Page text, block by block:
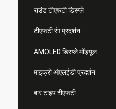
राउंड टीएफटी डिस्प्ले
टीएफटी रंग प्रदर्शन
AMOLED डिस्प्ले मॉड्यूल
माइक्रो ओएलईडी प्रदर्शन
बार टाइप टीएफटी